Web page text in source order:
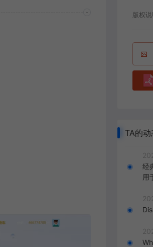
版权
TA的动
经
用